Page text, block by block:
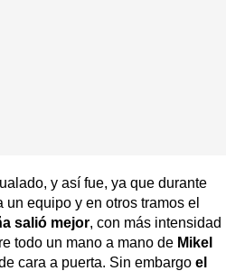
y así fue, ya que durante
equipo y en otros tramos el
salió mejor, con más intensidad
todo un mano a mano de Mikel
cara a puerta. Sin embargo el